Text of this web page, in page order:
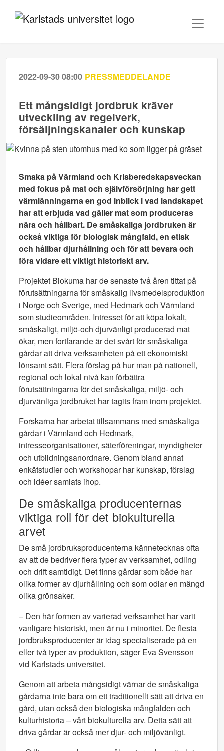
2022-09-30 08:00 PRESSMEDDELANDE
Ett mångsidigt jordbruk kräver
utveckling av regelverk,
försäljningskanaler och kunskap
Smaka på Värmland och Krisberedskapsveckan
med fokus på mat och självförsörjning har gett
värmlänningarna en god inblick i vad landskapet
har att erbjuda vad gäller mat som produceras
nära och hållbart. De småskaliga jordbruken är
också viktiga för biologisk mångfald, en etisk
och hållbar djurhållning och för att bevara och
föra vidare ett viktigt historiskt arv.
Projektet Biokuma har de senaste två åren tittat på
förutsättningarna för småskalig livsmedelsproduktion
i Norge och Sverige, med Hedmark och Värmland
som studieområden. Intresset för att köpa lokalt,
småskaligt, miljö-och djurvänligt producerad mat
ökar, men fortfarande är det svårt för småskaliga
gårdar att driva verksamheten på ett ekonomiskt
lönsamt sätt. Flera förslag på hur man på nationell,
regional och lokal nivå kan förbättra
förutsättningarna för det småskaliga, miljö- och
djurvänliga jordbruket har tagits fram inom projektet.
Forskarna har arbetat tillsammans med småskaliga
gårdar i Värmland och Hedmark,
intresseorganisationer, säterföreningar, myndigheter
och utbildningsanordnare. Genom bland annat
enkätstudier och workshopar har kunskap, förslag
och idéer samlats ihop.
De småskaliga producenternas
viktiga roll för det biokulturella
arvet
De små jordbruksproducenterna kännetecknas ofta
av att de bedriver flera typer av verksamhet, odling
och drift samtidigt. Det finns gårdar som både har
olika former av djurhållning och som odlar en mängd
olika grönsaker.
– Den här formen av varierad verksamhet har varit
vanligare historiskt, men är nu i minoritet. De flesta
jordbruksproducenter är idag specialiserade på en
eller två typer av produktion, säger Eva Svensson
vid Karlstads universitet.
Genom att arbeta mångsidigt värnar de småskaliga
gårdarna inte bara om ett traditionellt sätt att driva en
gård, utan också den biologiska mångfalden och
kulturhistoria – vårt biokulturella arv. Detta sätt att
driva gårdar är också mer djur- och miljövänligt.